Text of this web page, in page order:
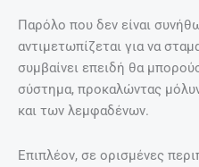
Παρόλο που δεν είναι
αντιμετωπίζεται για να
συμβαίνει επειδή θα
σύστημα, προκαλώντας
και των λεμφαδένων.
Επιπλέον, σε ορισμένες